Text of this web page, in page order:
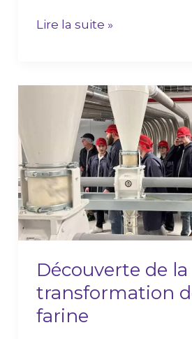
Lire la suite »
Découverte de la
transformation
farine
Découverte
transformation
de
farine